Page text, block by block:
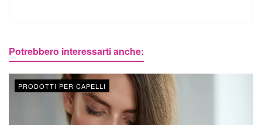
Potrebbero interessarti anche:
PRODOTTI PER CAPELLI